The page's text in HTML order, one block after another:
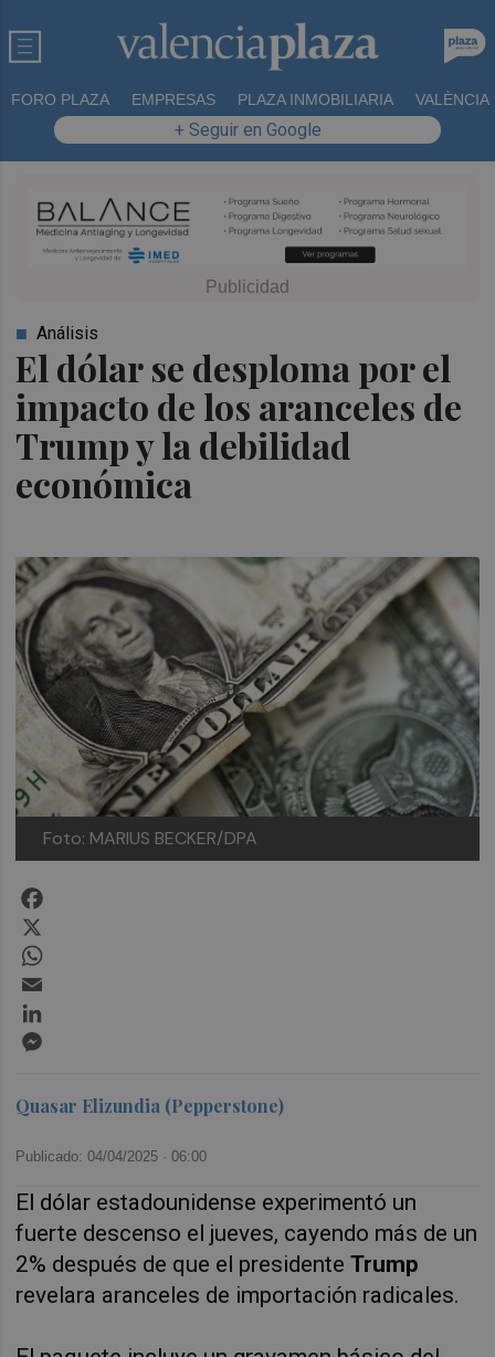
FORO PLAZA EMPRESAS PLAZA INMOBILIARIA VALÈNCIA
+ Seguir en Google
El dólar se desploma por el
impacto de los aranceles de
Trump y la debilidad
económica
Análisis
Foto: MARIUS BECKER/DPA
Quasar Elizundia (Pepperstone)
Publicado: 04/04/2025 ·06:00
El dólar estadounidense experimentó un
fuerte descenso el jueves, cayendo más de un
2% después de que el presidenteTrump
revelara aranceles de importación radicales.